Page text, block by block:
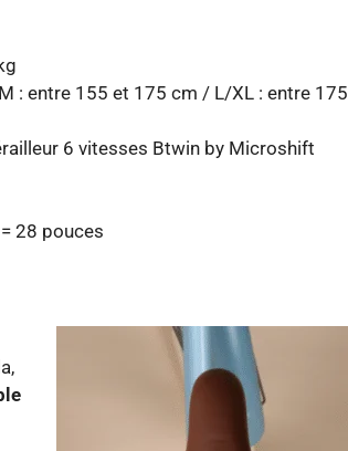
: entre 155 et 175 cm / L/XL : entre 175
6 vitesses Btwin by Microshift
28 pouces